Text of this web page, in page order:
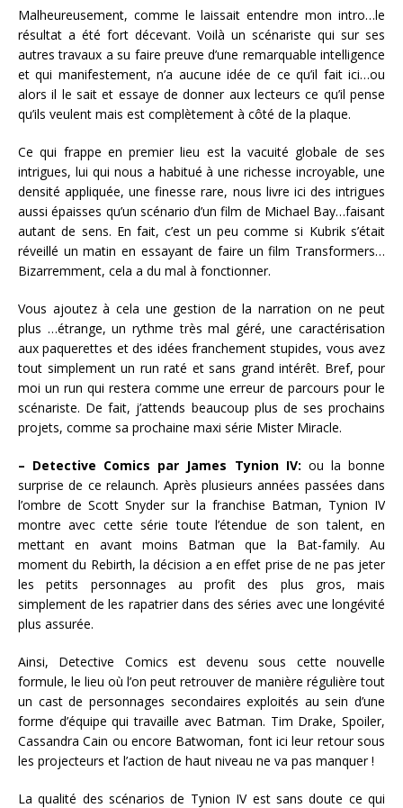
Malheureusement, comme le laissait entendre mon intro…le
résultat a été fort décevant. Voilà un scénariste qui sur ses
autres travaux a su faire preuve d’une remarquable intelligence
et qui manifestement, n’a aucune idée de ce qu’il fait ici…ou
alors il le sait et essaye de donner aux lecteurs ce qu’il pense
qu’ils veulent mais est complètement à côté de la plaque.
Ce qui frappe en premier lieu est la vacuité globale de ses
intrigues, lui qui nous a habitué à une richesse incroyable, une
densité appliquée, une finesse rare, nous livre ici des intrigues
aussi épaisses qu’un scénario d’un film de Michael Bay…faisant
autant de sens. En fait, c’est un peu comme si Kubrik s’était
réveillé un matin en essayant de faire un film Transformers…
Bizarremment, cela a du mal à fonctionner.
Vous ajoutez à cela une gestion de la narration on ne peut
plus …étrange, un rythme très mal géré, une caractérisation
aux paquerettes et des idées franchement stupides, vous avez
tout simplement un run raté et sans grand intérêt. Bref, pour
moi un run qui restera comme une erreur de parcours pour le
scénariste. De fait, j’attends beaucoup plus de ses prochains
projets, comme sa prochaine maxi série Mister Miracle.
– Detective Comics par James Tynion IV: ou la bonne
surprise de ce relaunch. Après plusieurs années passées dans
l’ombre de Scott Snyder sur la franchise Batman, Tynion IV
montre avec cette série toute l’étendue de son talent, en
mettant en avant moins Batman que la Bat-family. Au
moment du Rebirth, la décision a en effet prise de ne pas jeter
les petits personnages au profit des plus gros, mais
simplement de les rapatrier dans des séries avec une longévité
plus assurée.
Ainsi, Detective Comics est devenu sous cette nouvelle
formule, le lieu où l’on peut retrouver de manière régulière tout
un cast de personnages secondaires exploités au sein d’une
forme d’équipe qui travaille avec Batman. Tim Drake, Spoiler,
Cassandra Cain ou encore Batwoman, font ici leur retour sous
les projecteurs et l’action de haut niveau ne va pas manquer !
La qualité des scénarios de Tynion IV est sans doute ce qui